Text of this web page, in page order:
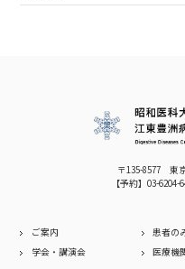
〒135-8577 東
【予約】 03-6204-
ご案内 患者の
学会・講演会
医療機